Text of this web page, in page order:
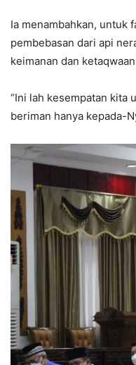
Ia menambahkan, untuk
pembebasan dari api
keimanan dan
“Ini lah kesempatan kita
beriman hanya kepada-